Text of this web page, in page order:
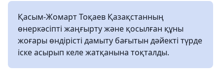
Қасым-Жомарт Тоқаев Қазақстанның
өнеркәсіпті жаңғырту және қосылған құны
жоғары өндірісті дамыту бағытын дәйекті түрде
іске асырып келе жатқанына тоқталды.